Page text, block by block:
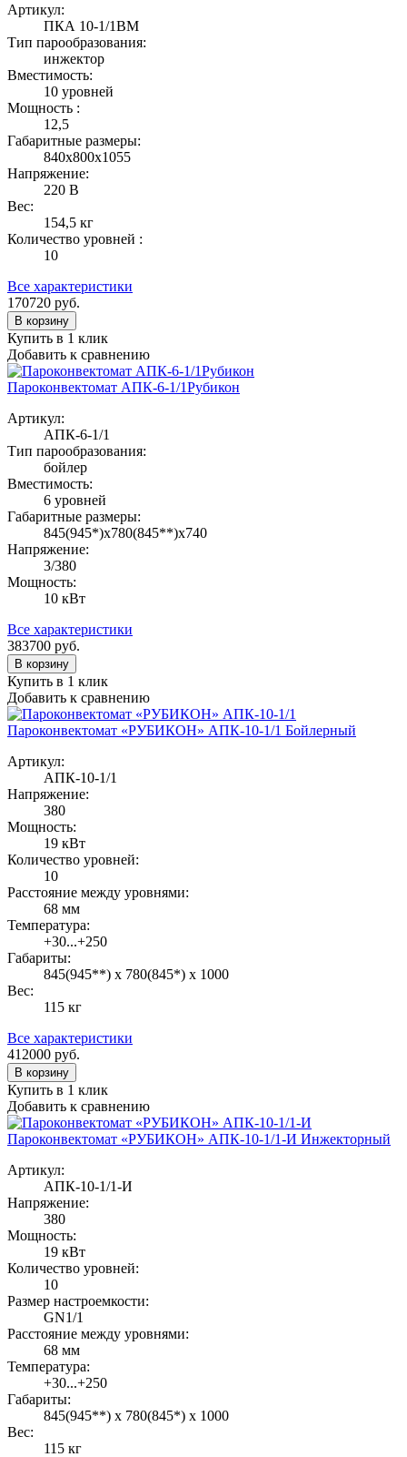
Артикул:
ПКА 10-1/1ВМ
Тип парообразования:
инжектор
Вместимость:
10 уровней
Мощность :
12,5
Габаритные размеры:
840x800x1055
Напряжение:
220 В
Вес:
154,5 кг
Количество уровней :
10
Все характеристики
170720 руб.
В корзину
Купить в 1 клик
Добавить к сравнению
Пароконвектомат АПК-6-1/1Рубикон
Артикул:
АПК-6-1/1
Тип парообразования:
бойлер
Вместимость:
6 уровней
Габаритные размеры:
845(945*)х780(845**)х740
Напряжение:
3/380
Мощность:
10 кВт
Все характеристики
383700 руб.
В корзину
Купить в 1 клик
Добавить к сравнению
Пароконвектомат «РУБИКОН» АПК-10-1/1 Бойлерный
Артикул:
АПК-10-1/1
Напряжение:
380
Мощность:
19 кВт
Количество уровней:
10
Расстояние между уровнями:
68 мм
Температура:
+30...+250
Габариты:
845(945**) х 780(845*) х 1000
Вес:
115 кг
Все характеристики
412000 руб.
В корзину
Купить в 1 клик
Добавить к сравнению
Пароконвектомат «РУБИКОН» АПК-10-1/1-И Инжекторный
Артикул:
АПК-10-1/1-И
Напряжение:
380
Мощность:
19 кВт
Количество уровней:
10
Размер настроемкости:
GN1/1
Расстояние между уровнями:
68 мм
Температура:
+30...+250
Габариты:
845(945**) х 780(845*) х 1000
Вес:
115 кг